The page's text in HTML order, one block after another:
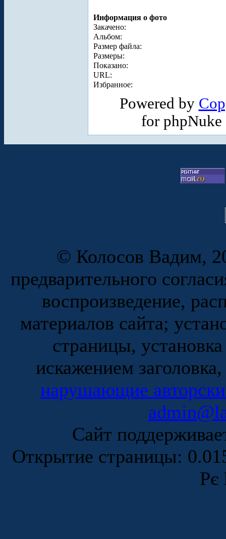
Информация о фото
Закачено:
Альбом:
Размер файла:
Размеры:
Показано:
URL:
Избранное:
Powered by
for
© Колосов Вадим,
предварительного
воспроизведение,
материалов сайта;
страницы,
искажением
нарушающие
Сайт
Открытие страницы:
Рє